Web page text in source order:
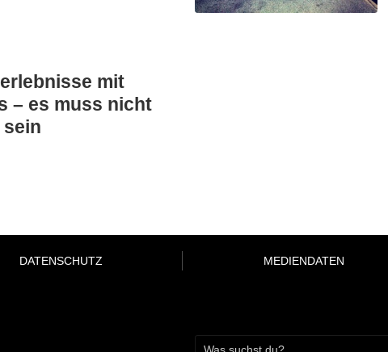
mit
– es muss nicht
sein
DATENSCHUTZ MEDIENDATEN